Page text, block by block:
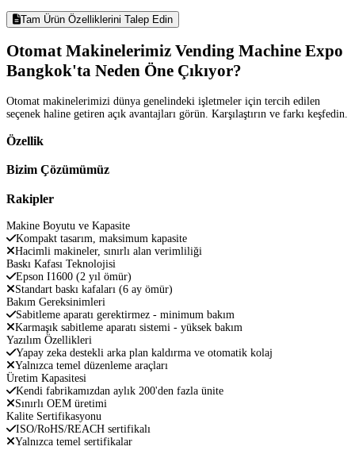
Tam Ürün Özelliklerini Talep Edin
Otomat Makinelerimiz Vending Machine Expo
Bangkok'ta Neden Öne Çıkıyor?
Otomat makinelerimizi dünya genelindeki işletmeler için tercih edilen
seçenek haline getiren açık avantajları görün. Karşılaştırın ve farkı keşfedin.
Özellik
Bizim Çözümümüz
Rakipler
Makine Boyutu ve Kapasite
Kompakt tasarım, maksimum kapasite
Hacimli makineler, sınırlı alan verimliliği
Baskı Kafası Teknolojisi
Epson I1600 (2 yıl ömür)
Standart baskı kafaları (6 ay ömür)
Bakım Gereksinimleri
Sabitleme aparatı gerektirmez - minimum bakım
Karmaşık sabitleme aparatı sistemi - yüksek bakım
Yazılım Özellikleri
Yapay zeka destekli arka plan kaldırma ve otomatik kolaj
Yalnızca temel düzenleme araçları
Üretim Kapasitesi
Kendi fabrikamızdan aylık 200'den fazla ünite
Sınırlı OEM üretimi
Kalite Sertifikasyonu
ISO/RoHS/REACH sertifikalı
Yalnızca temel sertifikalar